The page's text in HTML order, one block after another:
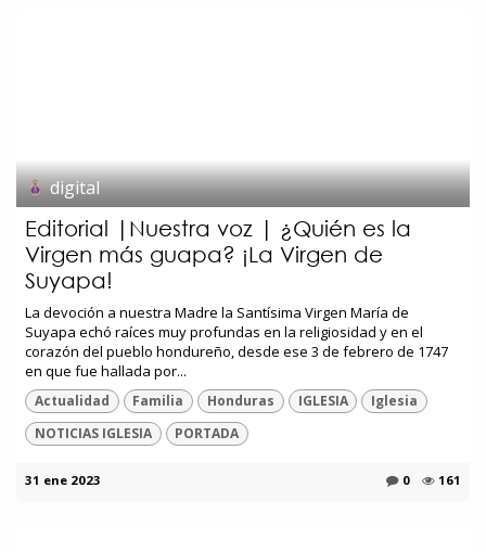
digital
Editorial |Nuestra voz | ¿Quién es la
Virgen más guapa? ¡La Virgen de
Suyapa!
La devoción a nuestra Madre la Santísima Virgen María de
Suyapa echó raíces muy profundas en la religiosidad y en el
corazón del pueblo hondureño, desde ese 3 de febrero de 1747
en que fue hallada por...
Actualidad Familia Honduras IGLESIA
Iglesia
NOTICIAS IGLESIA
PORTADA
31 ene 2023 0 161